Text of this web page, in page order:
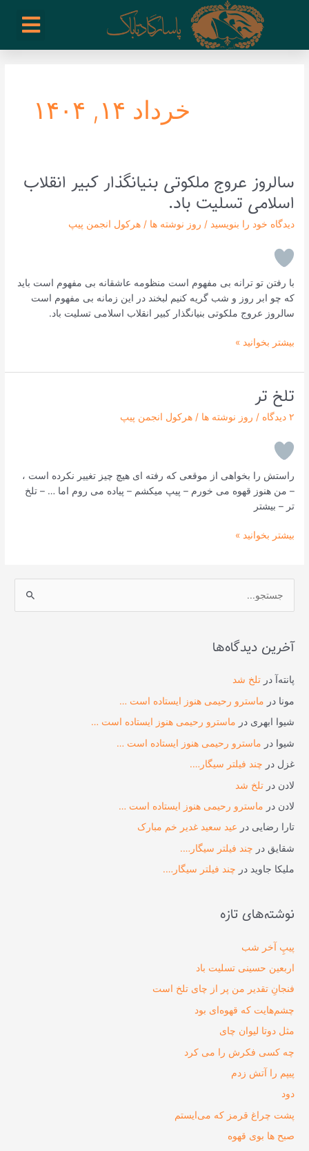
خرداد ۱۴, ۱۴۰۴
سالروز عروج ملکوتی بنیانگذار کبیر انقلاب
اسلامی تسلیت باد.
دیدگاه‌ خود را بنویسید / روز نوشته ها /هرکول انجمن پیپ
با رفتن تو ترانه بی مفهوم است منظومه عاشقانه بی مفهوم است باید
که چو ابر روز و شب گریه کنیم لبخند در این زمانه بی ‏مفهوم است
سالروز عروج ملکوتی بنیانگذار کبیر انقلاب اسلامی تسلیت باد.
سالروز
عروج
ملکوتی
بنیانگذار
انقلاب
تسلیت
باد.
بیشتر بخوانید »
تلخ تر
۲ دیدگاه / روز نوشته ها /هرکول انجمن پیپ
راستش را بخواهی از موقعی که رفته ای هیچ چیز تغییر نکرده است ،
– من هنوز قهوه می خورم – پیپ میکشم – پیاده می روم اما … – تلخ
تر – بیشتر
تلخ
بیشتر بخوانید »
ج
ا
ی
:
آخرین دیدگاه‌ها
پانته‌آ درتلخ شد
مونا در ماسترو رحیمی هنوز ایستاده است …
شیوا ابهری در ماسترو رحیمی هنوز ایستاده است …
شیوا در ماسترو رحیمی هنوز ایستاده است …
غزل در چند فیلتر سیگار….
لادن درتلخ شد
لادن در ماسترو رحیمی هنوز ایستاده است …
تارا رضایی در عید سعید غدیر خم مبارک
شقایق در چند فیلتر سیگار….
ملیکا جاوید در چند فیلتر سیگار….
نوشته‌های تازه
پیپِ آخر شب
اربعین حسینی تسلیت باد
فنجانِ تقدیر من پر از چای تلخ است
چشم‌هایت که قهوه‌ای بود
مثل دوتا لیوان چای
چه کسی فکرش را می‌ کرد
پیپم را آتش زدم
دود
پشت چراغ قرمز که می‌ایستم
صبح‌ ها بوی قهوه